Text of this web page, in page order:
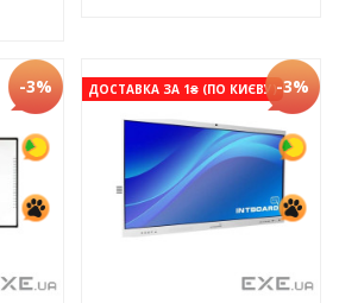
-3% ДОСТАВКА ЗА 1₴ (ПО КИЄВУ)-3%